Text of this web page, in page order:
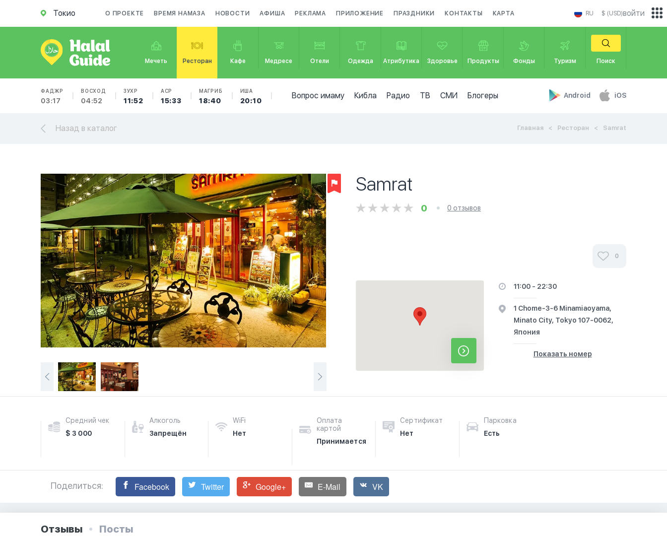
Токио О ПРОЕКТЕ ВРЕМЯ НАМАЗА НОВОСТИ АФИША РЕКЛАМА ПРИЛОЖЕНИЕ ПРАЗДНИКИ КОНТАКТЫ КАРТА RU $ (USD)
Мечеть Ресторан Кафе Медресе Отели Одежда Атрибутика Здоровье Продукты Фонды Туризм Поиск
ФАДЖР
03:17
ВОСХОД
04:52
ЗУХР
11:52
АСР
15:33
МАГРИБ
18:40
ИША
20:10
Вопрос имаму Кибла Радио ТВ СМИ Блогеры Android iOS
войти
Назад в каталог Главная Ресторан Samrat
Samrat
0 0 отзывов
0
11:00 - 22:30
1 Chome-3-6 Minamiaoyama,
Minato City, Tokyo 107-0062,
Япония
Показать номер
Средний чек
$ 3 000
Алкоголь
Запрещён
WiFi
Нет
Оплата
картой
Принимается
Сертификат
Нет
Парковка
Есть
Поделиться: Facebook Twitter Google+ E-Mail VK
Отзывы Посты